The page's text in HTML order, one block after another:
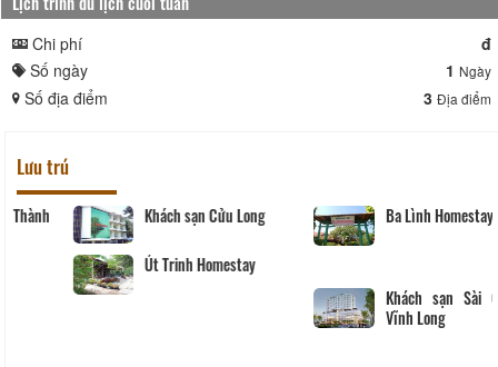
Chi phí
đ
Số ngày
1 Ngày
Số địa điểm 3 Địa điểm
Lưu trú
Khách sạn Phước Thành
IV
Khách sạn Cửu Long